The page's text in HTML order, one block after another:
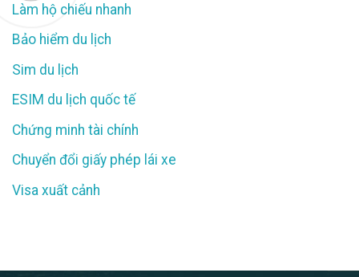
Làm hộ chiếu nhanh
Bảo hiểm du lịch
Sim du lịch
ESIM du lịch quốc tế
Chứng minh tài chính
Chuyển đổi giấy phép lái xe
Visa xuất cảnh